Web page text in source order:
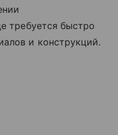
требуется быстро
и конструкций.